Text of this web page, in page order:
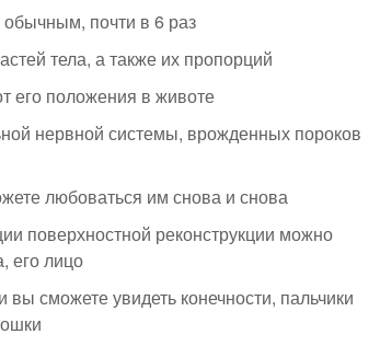
почти в 6 раз
тела, а также их пропорций
его положения в животе
нервной системы, врожденных пороков
любоваться им снова и снова
поверхностной реконструкции можно
его лицо
сможете увидеть конечности, пальчики